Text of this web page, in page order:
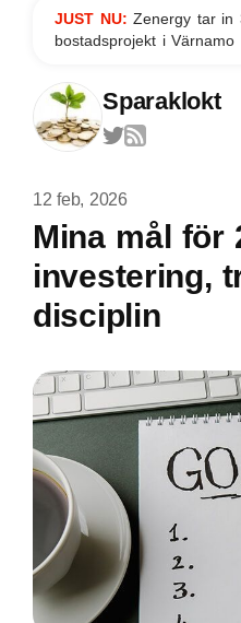
JUST NU:Zenergy tar in
bostadsprojekt i Värnamo
Sparaklokt
12 feb, 2026
Mina mål för
investering,
disciplin